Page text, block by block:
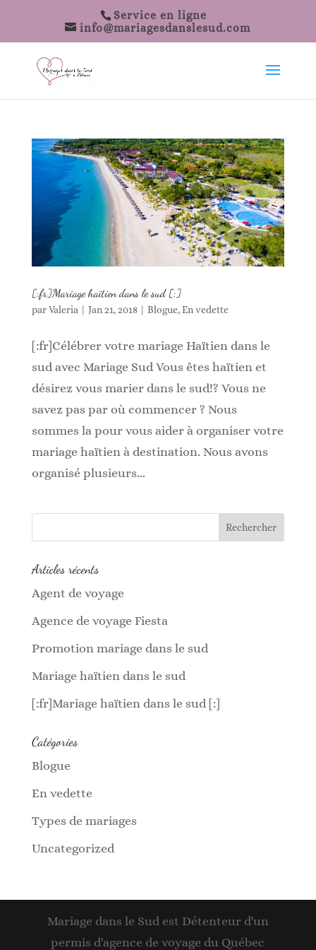
Service en ligne
info@mariagesdanslesud.com
[:fr]Mariage haïtien dans le sud [:]
parValeria| Jan 21, 2018| Blogue,En vedette
[:fr]Célébrer votre mariage Haïtien dans le
sud avec Mariage Sud Vous êtes haïtien et
désirez vous marier dans le sud!? Vous ne
savez pas par où commencer ? Nous
sommes la pour vous aider à organiser votre
mariage haïtien à destination. Nous avons
organisé plusieurs...
Articles récents
Agent de voyage
Agence de voyage Fiesta
Promotion mariage dans le sud
Mariage haïtien dans le sud
[:fr]Mariage haïtien dans le sud [:]
Catégories
Blogue
En vedette
Types de mariages
Uncategorized
Mariage dans le Sud est Détenteur d'un
permis d'agence de voyage du Québec